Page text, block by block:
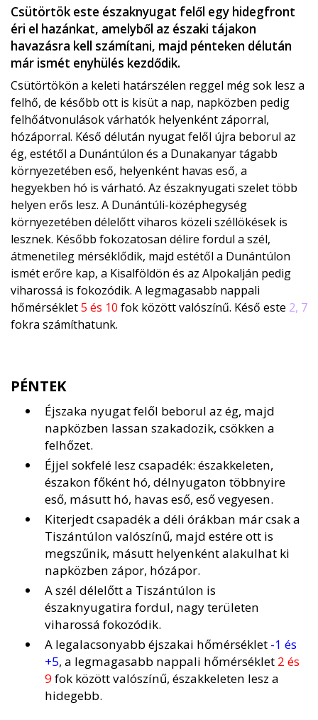
Csütörtök este északnyugat felől egy hidegfront
éri el hazánkat, amelyből az északi tájakon
havazásra kell számítani, majd pénteken délután
már ismét enyhülés kezdődik.
Csütörtökön a keleti határszélen reggel még sok lesz a
felhő, de később ott is kisüt a nap, napközben pedig
felhőátvonulások várhatók helyenként záporral,
hózáporral. Késő délután nyugat felől újra beborul az
ég, estétől a Dunántúlon és a Dunakanyar tágabb
környezetében eső, helyenként havas eső, a
hegyekben hó is várható. Az északnyugati szelet több
helyen erős lesz. A Dunántúli-középhegység
környezetében délelőtt viharos közeli széllökések is
lesznek. Később fokozatosan délire fordul a szél,
átmenetileg mérséklődik, majd estétől a Dunántúlon
ismét erőre kap, a Kisalföldön és az Alpokalján pedig
viharossá is fokozódik. A legmagasabb nappali
hőmérséklet5 és 10 fok között valószínű. Késő este 2, 7
fokra számíthatunk.
PÉNTEK
Éjszaka nyugat felől beborul az ég, majd
napközben lassan szakadozik, csökken a
felhőzet.
Éjjel sokfelé lesz csapadék: északkeleten,
északon főként hó, délnyugaton többnyire
eső, másutt hó, havas eső, eső vegyesen.
Kiterjedt csapadék a déli órákban már csak a
Tiszántúlon valószínű, majd estére ott is
megszűnik, másutt helyenként alakulhat ki
napközben zápor, hózápor.
A szél délelőtt a Tiszántúlon is
északnyugatira fordul, nagy területen
viharossá fokozódik.
A legalacsonyabb éjszakai hőmérséklet -1 és
+5, a legmagasabb nappali hőmérséklet 2 és
9fok között valószínű, északkeleten lesz a
hidegebb.